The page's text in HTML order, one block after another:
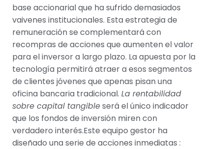
base accionarial que ha sufrido demasiados
vaivenes institucionales. Esta estrategia de
remuneración se complementará con
recompras de acciones que aumenten el valor
para el inversor a largo plazo. La apuesta por la
tecnología permitirá atraer a esos segmentos
de clientes jóvenes que apenas pisan una
oficina bancaria tradicional. La rentabilidad
sobre capital tangibleserá el único indicador
que los fondos de inversión miren con
verdadero interés.Este equipo gestor ha
diseñado una serie de acciones inmediatas :